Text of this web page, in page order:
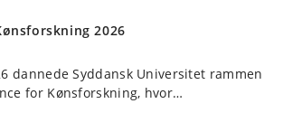
2026
dannede Syddansk Universitet rammen
for Kønsforskning, hvor…